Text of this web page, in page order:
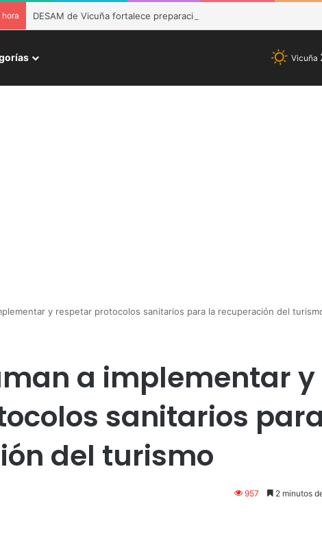
DESAM de Vicuña fortalece preparación de las postas rurales ante
Vicuña
y respetar protocolos sanitarios para la recuperación del
a implementar y
sanitarios para
del turismo
957 2 minutos